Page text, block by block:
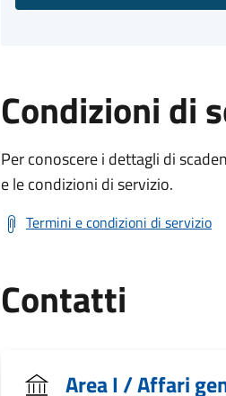
Condizioni di
Per conoscere i dettagli di
e le condizioni di servizio.
Termini e condizioni di servizio
Contatti
Area I / Affari